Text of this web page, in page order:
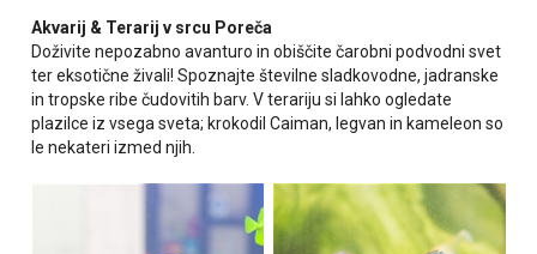
Akvarij & Terarij v srcu Poreča
Doživite nepozabno avanturo in obiščite čarobni podvodni svet
ter eksotične živali! Spoznajte številne sladkovodne, jadranske
in tropske ribe čudovitih barv. V terariju si lahko ogledate
plazilce iz vsega sveta; krokodil Caiman, legvan in kameleon so
le nekateri izmed njih.